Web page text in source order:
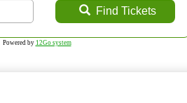
Find Tickets
Powered by 12Go system